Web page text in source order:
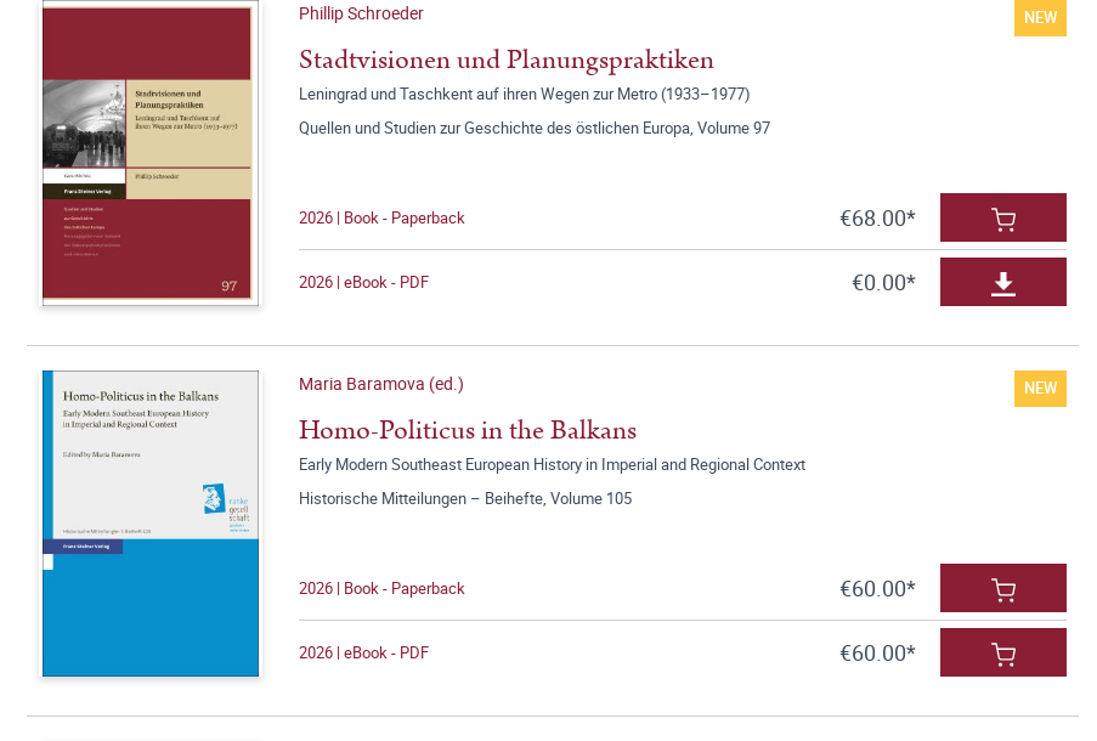
Phillip Schroeder
Stadtvisionen und Planungspraktiken
NEW
Leningrad und Taschkent auf ihren Wegen zur Metro (1933–1977)
Quellen und Studien zur Geschichte des östlichen Europa, Volume 97
2026 | Book - Paperback €68.00*
2026 | eBook - PDF €0.00*
Maria Baramova (ed.)
Homo-Politicus in the Balkans
NEW
Early Modern Southeast European History in Imperial and Regional Context
Historische Mitteilungen – Beihefte, Volume 105
2026 | Book - Paperback €60.00*
2026 | eBook - PDF €60.00*